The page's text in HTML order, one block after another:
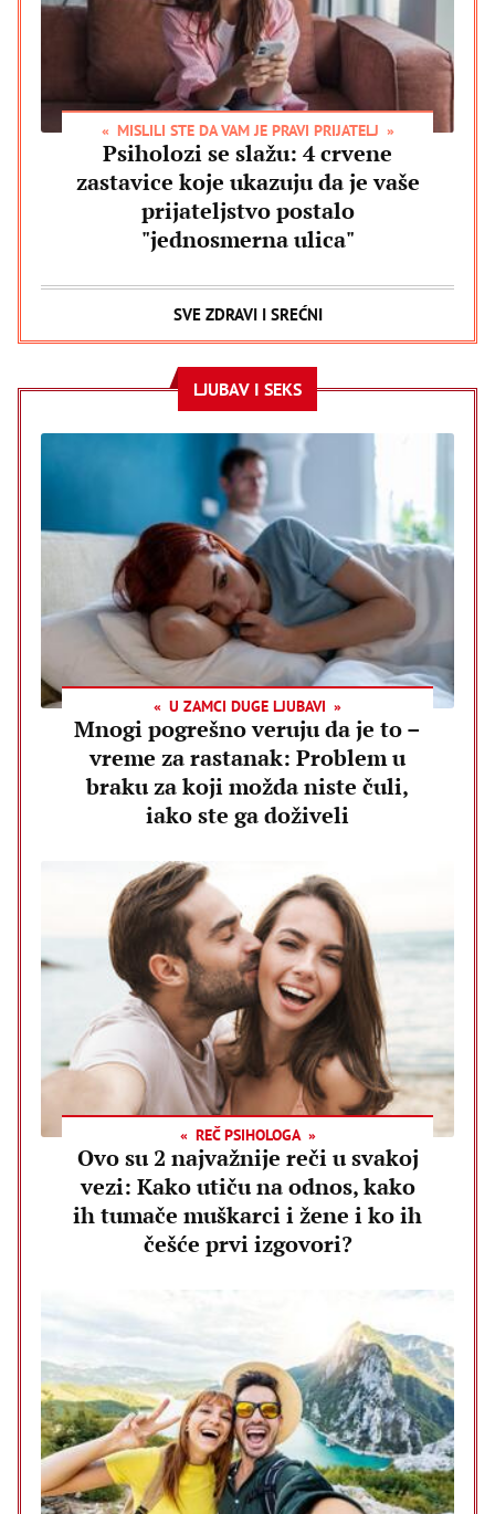
MISLILI STE DA VAM JE PRAVI PRIJATELJ
Psiholozi se slažu: 4 crvene
zastavice koje ukazuju da je vaše
prijateljstvo postalo
"jednosmerna ulica"
SVE ZDRAVI I SREĆNI
LJUBAV I SEKS
U ZAMCI DUGE LJUBAVI
Mnogi pogrešno veruju da je to –
vreme za rastanak: Problem u
braku za koji možda niste čuli,
iako ste ga doživeli
REČ PSIHOLOGA
Ovo su 2 najvažnije reči u svakoj
vezi: Kako utiču na odnos, kako
ih tumače muškarci i žene i ko ih
češće prvi izgovori?